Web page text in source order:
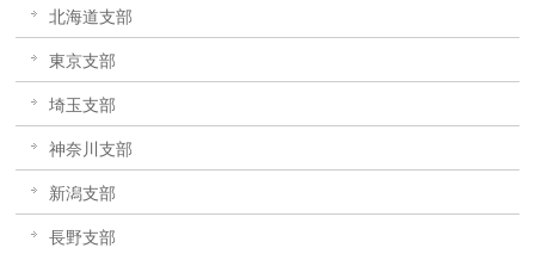
北海道支部
東京支部
埼玉支部
神奈川支部
新潟支部
長野支部